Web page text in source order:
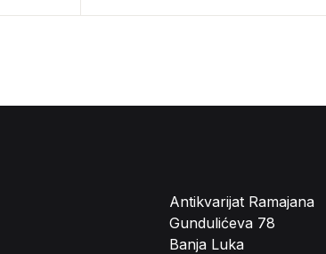
Antikvarijat Ramajana
Gundulićeva 78
Banja Luka